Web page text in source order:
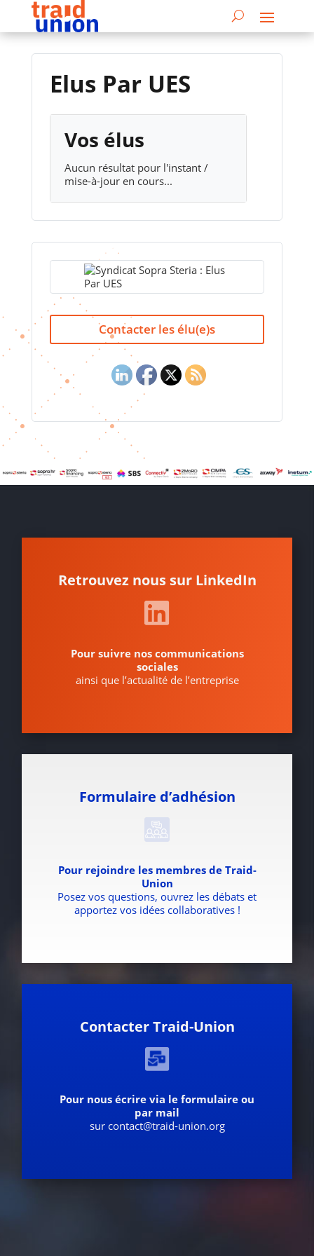
Elus Par UES
Vos élus
Aucun résultat pour l'instant /
mise-à-jour en cours...
Contacter les élu(e)s
Retrouvez nous sur LinkedIn
Pour suivre nos communications
sociales
ainsi que l’actualité de l’entreprise
Formulaire d’adhésion
Pour rejoindre les membres de Traid-
Union
Posez vos questions, ouvrez les débats et
apportez vos idées collaboratives !
Contacter Traid-Union
Pour nous écrire via le formulaire ou
par mail
sur contact@traid-union.org